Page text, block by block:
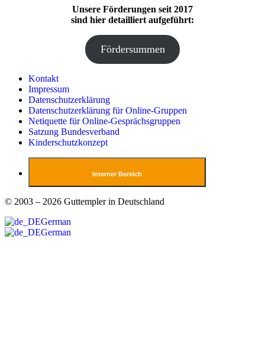
Unsere Förderungen seit 2017
sind hier detailliert aufgeführt:
Fördersummen
Kontakt
Impressum
Datenschutzerklärung
Datenschutzerklärung für Online-Gruppen
Netiquette für Online-Gesprächsgruppen
Satzung Bundesverband
Kinderschutzkonzept
Interner Bereich
© 2003 – 2026 Guttempler in Deutschland
German
German